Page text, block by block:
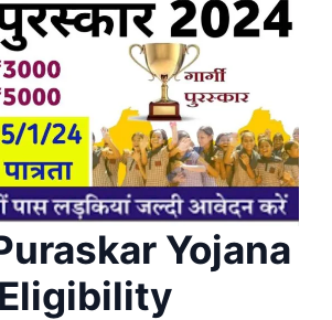
Yojana
Eligibility